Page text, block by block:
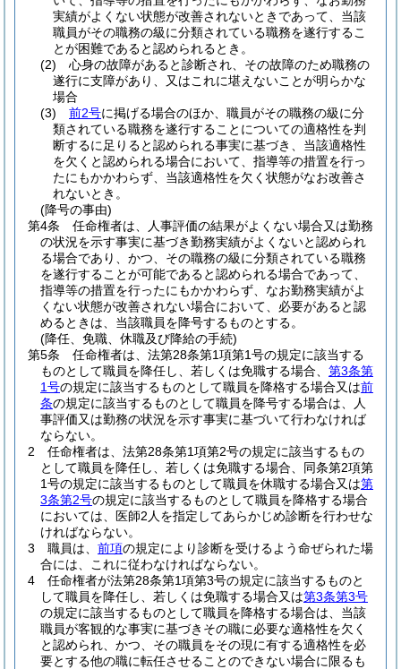
実績がよくない状態が改善されないときであって、当該
職員がその職務の級に分類されている職務を遂行するこ
とが困難であると認められるとき。
(2)
心身の故障があると診断され、その故障のため職務の
遂行に支障があり、又はこれに堪えないことが明らかな
場合
(3)
前2号に掲げる場合のほか、職員がその職務の級に分
類されている職務を遂行することについての適格性を判
断するに足りると認められる事実に基づき、当該適格性
を欠くと認められる場合において、指導等の措置を行っ
たにもかかわらず、当該適格性を欠く状態がなお改善さ
れないとき。
(降号の事由)
第4条
任命権者は、人事評価の結果がよくない場合又は勤務
の状況を示す事実に基づき勤務実績がよくないと認められ
る場合であり、かつ、その職務の級に分類されている職務
を遂行することが可能であると認められる場合であって、
指導等の措置を行ったにもかかわらず、なお勤務実績がよ
くない状態が改善されない場合において、必要があると認
めるときは、当該職員を降号するものとする。
(降任、免職、休職及び降給の手続)
第5条
任命権者は、法第28条第1項第1号の規定に該当する
ものとして職員を降任し、若しくは免職する場合、 第3条第
1号の規定に該当するものとして職員を降格する場合又は前
条の規定に該当するものとして職員を降号する場合は、人
事評価又は勤務の状況を示す事実に基づいて行わなければ
ならない。
2
任命権者は、法第28条第1項第2号の規定に該当するもの
として職員を降任し、若しくは免職する場合、同条第2項第
1号の規定に該当するものとして職員を休職する場合又は第
3条第2号の規定に該当するものとして職員を降格する場合
においては、医師2人を指定してあらかじめ診断を行わせな
ければならない。
3
職員は、 前項の規定により診断を受けるよう命ぜられた場
合には、これに従わなければならない。
4
任命権者が法第28条第1項第3号の規定に該当するものと
して職員を降任し、若しくは免職する場合又は第3条第3号
の規定に該当するものとして職員を降格する場合は、当該
職員が客観的な事実に基づきその職に必要な適格性を欠く
と認められ、かつ、その職員をその現に有する適格性を必
要とする他の職に転任させることのできない場合に限るも